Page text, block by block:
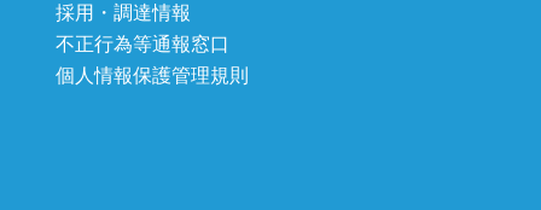
採用・調達情報
不正行為等通報窓口
個人情報保護管理規則